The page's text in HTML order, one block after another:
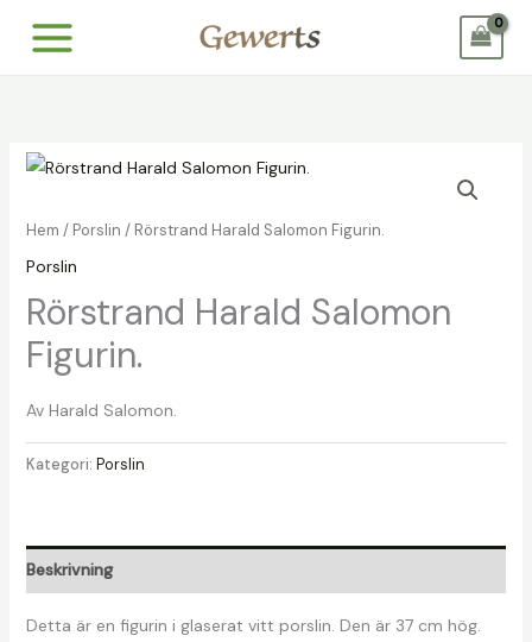
Hem / Porslin / Rörstrand Harald Salomon Figurin.
Porslin
Rörstrand Harald Salomon
Figurin.
Av Harald Salomon.
Kategori: Porslin
Beskrivning
Detta är en figurin i glaserat vitt porslin. Den är 37 cm hög.